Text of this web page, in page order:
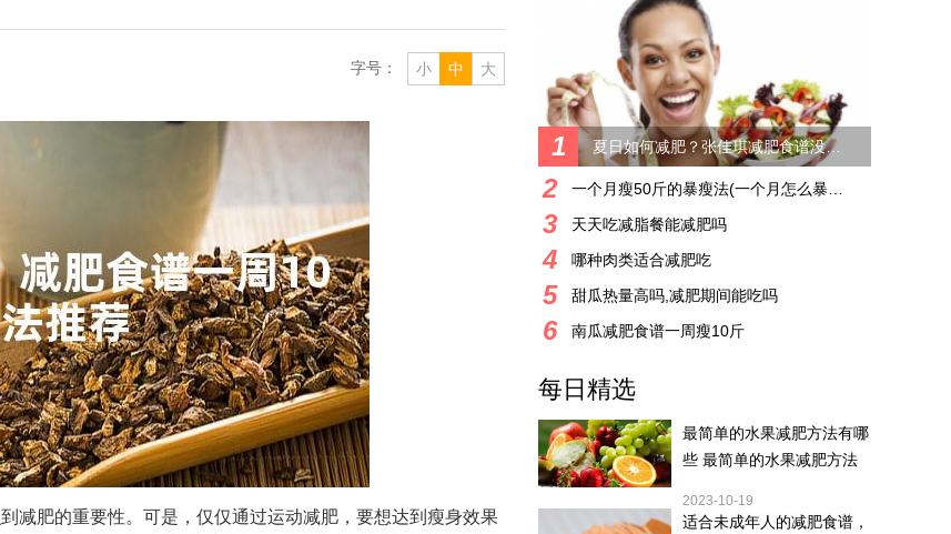
小 中 大
字号：
减肥的重要性。可是，仅仅通过运动减肥，要想达到瘦身效果
1 夏日如何减肥？张佳琪减肥食谱没有用怎么办？
2
3 天天吃减脂餐能减肥吗
4 哪种肉类适合减肥吃
5 甜瓜热量高吗,减肥期间能吃吗
6 南瓜减肥食谱一周瘦10斤
每日精选
最简单的水果减肥方法有哪
些 最简单的水果减肥方法
2023-10-19
适合未成年人的减肥食谱，